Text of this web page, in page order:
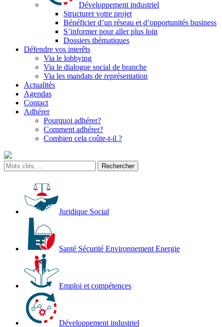
Développement industriel
Structurer votre projet
Bénéficier d’un réseau et d’opportunités business
S’informer pour aller plus loin
Dossiers thématiques
Défendre vos interêts
Via le lobbying
Via le dialogue social de branche
Via les mandats de représentation
Actualités
Agendas
Contact
Adhérer
Pourquoi adhérer?
Comment adhérer?
Combien cela coûte-t-il ?
Juridique Social
Santé Sécurité Environnement Energie
Emploi et compétences
Développement industriel